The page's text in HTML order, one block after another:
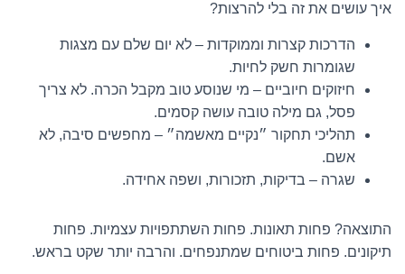
איך עושים את זה בלי להרצות?
הדרכות קצרות וממוקדות – לא יום שלם עם מצגות
שגומרות חשק לחיות.
חיזוקים חיוביים – מי שנוסע טוב מקבל הכרה. לא צריך
פסל, גם מילה טובה עושה קסמים.
תהליכי תחקור ״נקיים מאשמה״ – מחפשים סיבה, לא
אשם.
שגרה – בדיקות, תזכורות, ושפה אחידה.
התוצאה? פחות תאונות. פחות השתתפויות עצמיות. פחות
תיקונים. פחות ביטוחים שמתנפחים. והרבה יותר שקט בראש.